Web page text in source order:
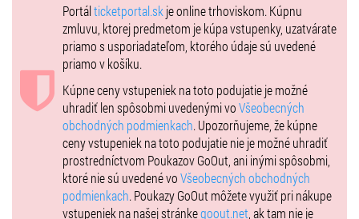
svojich 16-ich rokov. Jeho vystúpenia sú postavené na vlastnej
tvorbe. Určite poznáte napríklad jeho song Teším sa
https://www.youtube.com/watch?v=22tVvc3V5PA&t=10s), ktorý s
obľubou hrávajú slovenské rádia. Jeho hudba sa nesie v znamení
pohody a spoločného pospevovania si veselých fráz v žánroch ako
Pop/Folk/Kadečo. Petra si môžete pamätať z jeho vystúpení v ČSMT,
alebo The Voice, no taktiež pôsobí v skupine United5, gitara v kapele
českého pesničkára Voxela. Od Lučenca až po Seoul. V decembri v
roku 2020 Peter vydal svoj prvý album s názvom “Poctený Životom“ .
Tento album má nádych mnohých žánrov a vďaka účasti viacerých
skvelých muzikantov je výsledok potešujúci pre ušká poslucháča.
Aspoň v to pevne verí samotný Peter.
Portálticketportal.sk je online trhoviskom. Kúpnu
zmluvu, ktorej predmetom je kúpa vstupenky, uzatvárate
priamo s usporiadateľom, ktorého údaje sú uvedené
priamo v košíku.
Kúpne ceny vstupeniek na toto podujatie je možné
uhradiť len spôsobmi uvedenými voVšeobecných
obchodných podmienkach. Upozorňujeme, že kúpne
ceny vstupeniek na toto podujatie nie je možné uhradiť
prostredníctvom Poukazov GoOut, ani inými spôsobmi,
ktoré nie sú uvedené voVšeobecných obchodných
podmienkach. Poukazy GoOut môžete využiť pri nákupe
vstupeniek na našej stránkegoout.net , ak tam nie je